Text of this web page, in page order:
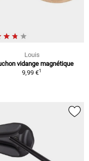
Louis
vidange magnétique
9,99 €1